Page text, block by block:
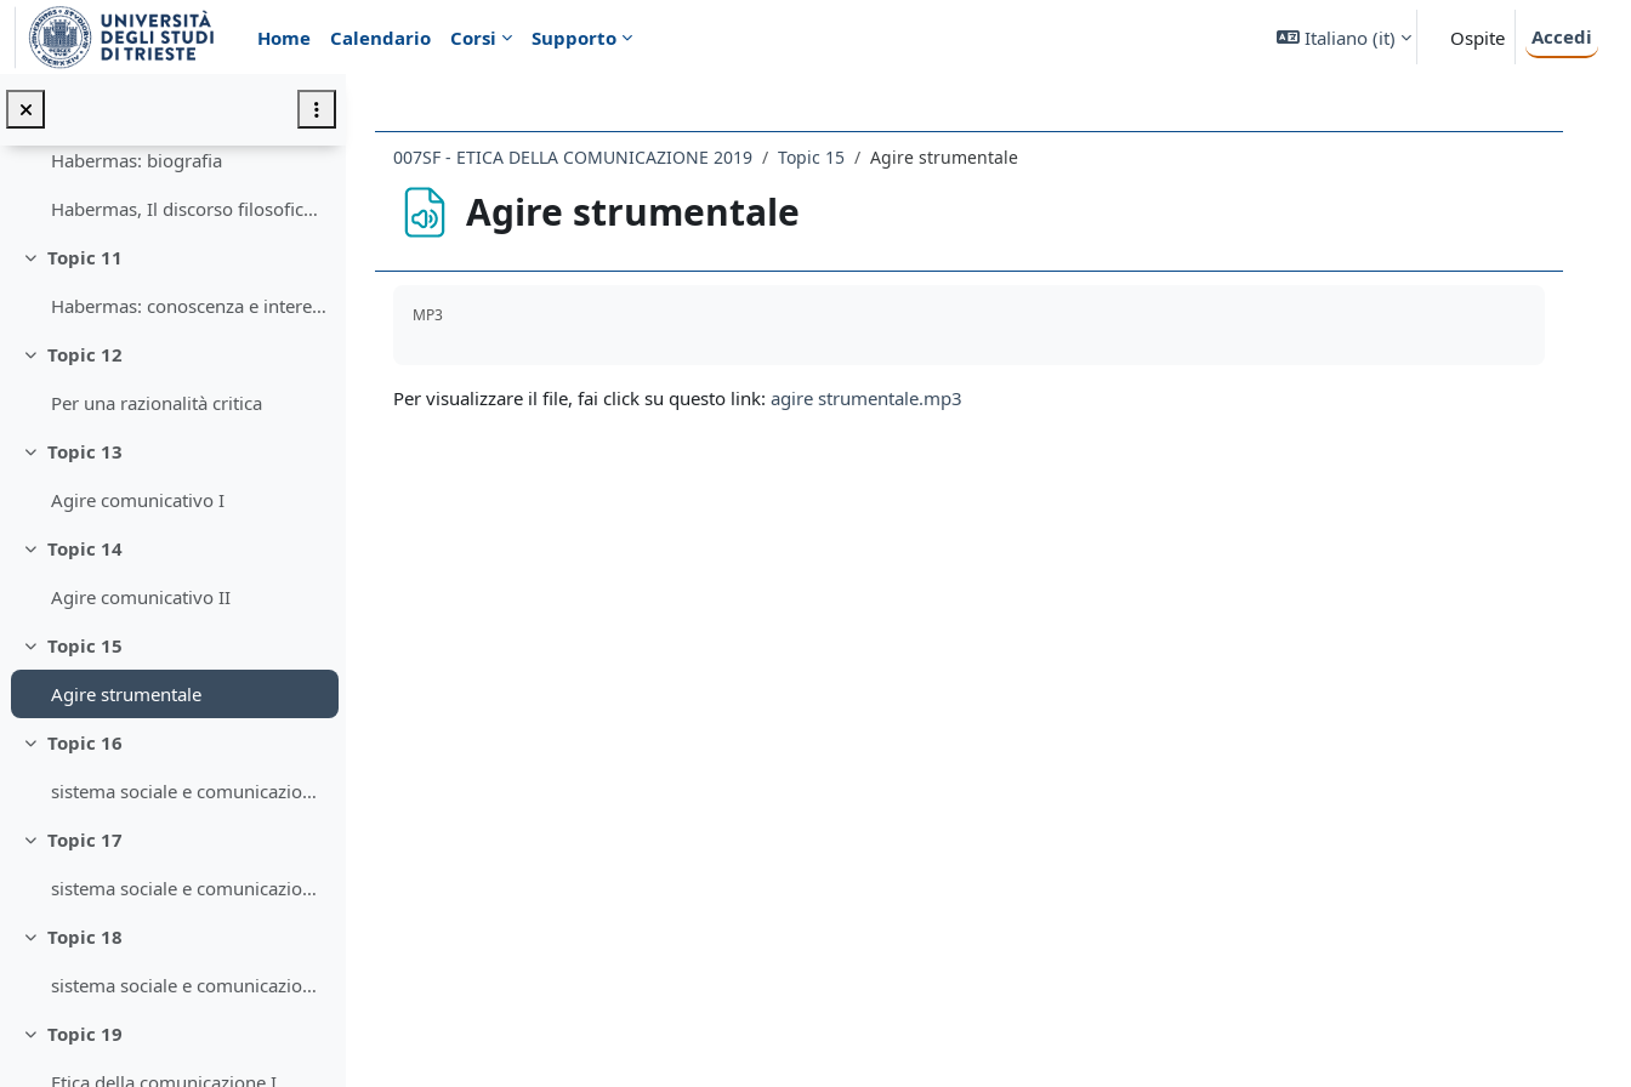
Vai al contenuto principale
Home
Calendario Corsi Supporto Italiano ‎(it)‎ Ospite Accedi
Minimizza
Topic 9
I caratteri dell'etica del discorso
Minimizza
Habermas: biografia
Habermas, Il discorso filosofico della modernità
Minimizza
Topic 11
Habermas: conoscenza e interesse
Minimizza
Topic 12
Per una razionalità critica
Minimizza
Topic 13
Agire comunicativo I
Minimizza
Topic 14
Agire comunicativo II
Minimizza
Topic 15
Agire strumentale
Minimizza
Topic 16
sistema sociale e comunicazione I
Minimizza
Topic 17
sistema sociale e comunicazione II
Minimizza
Topic 18
sistema sociale e comunicazione III
Minimizza
Topic 19
007SF - ETICA DELLA COMUNICAZIONE 2019 Topic 15 Agire strumentale
Agire strumentale
MP3
Per visualizzare il file, fai click su questo link: agire strumentale.mp3